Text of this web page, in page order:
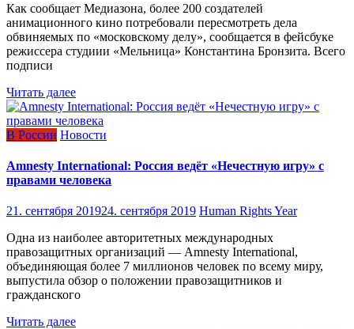
Как сообщает Медиазона, более 200 создателей
анимационного кино потребовали пересмотреть дела
обвиняемых по «московскому делу», сообщается в фейсбуке
режиссера студиии «Мельница» Константина Бронзита. Всего
подписи
Читать далее
В России Новости
Amnesty International: Россия ведёт «Нечестную игру» с
правами человека
21. сентября 201924. сентября 2019 Human Rights Year
Одна из наиболее авторитетных международных
правозащитных организаций — Amnesty International,
объединяющая более 7 миллионов человек по всему миру,
выпустила обзор о положении правозащитников и
гражданского
Читать далее